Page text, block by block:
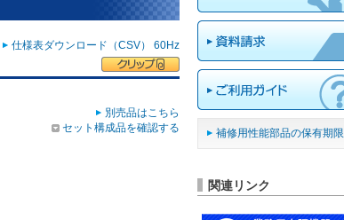
仕様表ダウンロード（CSV） 60Hz
別売品はこちら
セット構成品を確認する
補修用性能部品の保有期限
関連リンク